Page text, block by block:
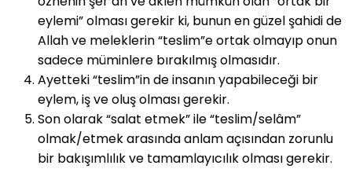
eylemi” olması gerekir ki, bunun en güzel şahidi de
Allah ve meleklerin “teslim”e ortak olmayıp onun
sadece müminlere bırakılmış olmasıdır.
Ayetteki “teslim”in de insanın yapabileceği bir
eylem, iş ve oluş olması gerekir.
Son olarak “salat etmek” ile “teslim/selâm”
olmak/etmek arasında anlam açısından zorunlu
bir bakışımlılık ve tamamlayıcılık olması gerekir.